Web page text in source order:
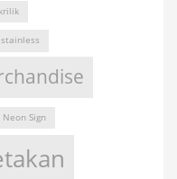
Neon Sign